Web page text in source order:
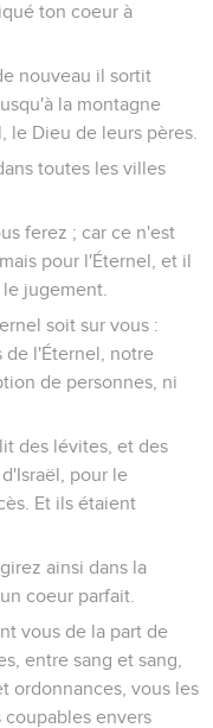
ton coeur à
nouveau il sortit
la montagne
le Dieu de leurs pères.
toutes les villes
ferez ; car ce n'est
pour l'Éternel, et il
jugement.
soit sur vous :
de l'Éternel, notre
de personnes, ni
des lévites, et des
pour le
Et ils étaient
ainsi dans la
coeur parfait.
vous de la part de
entre sang et sang,
ordonnances, vous les
coupables envers